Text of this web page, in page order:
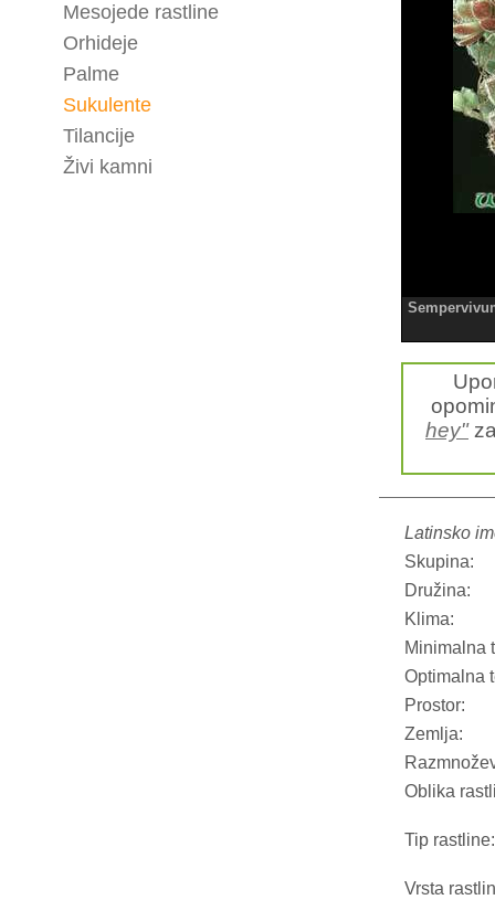
Mesojede rastline
Orhideje
Palme
Sukulente
Tilancije
Živi kamni
hey"
Latinsko
Skupina:
Družina:
Klima:
Minimalna
Optimalna
Prostor:
Zemlja:
Oblika
Tip rastline:
Vrsta